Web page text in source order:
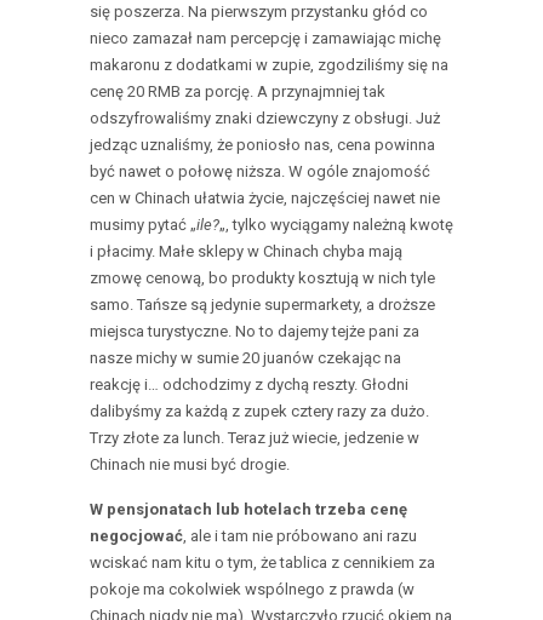
się poszerza. Na pierwszym przystanku głód co
nieco zamazał nam percepcję i zamawiając michę
makaronu z dodatkami w zupie, zgodziliśmy się na
cenę 20 RMB za porcję. A przynajmniej tak
odszyfrowaliśmy znaki dziewczyny z obsługi. Już
jedząc uznaliśmy, że poniosło nas, cena powinna
być nawet o połowę niższa. W ogóle znajomość
cen w Chinach ułatwia życie, najczęściej nawet nie
musimy pytać „ile?„, tylko wyciągamy należną kwotę
i płacimy. Małe sklepy w Chinach chyba mają
zmowę cenową, bo produkty kosztują w nich tyle
samo. Tańsze są jedynie supermarkety, a droższe
miejsca turystyczne. No to dajemy tejże pani za
nasze michy w sumie 20 juanów czekając na
reakcję i… odchodzimy z dychą reszty. Głodni
dalibyśmy za każdą z zupek cztery razy za dużo.
Trzy złote za lunch. Teraz już wiecie, jedzenie w
Chinach nie musi być drogie.
W pensjonatach lub hotelach trzeba cenę
negocjować, ale i tam nie próbowano ani razu
wciskać nam kitu o tym, że tablica z cennikiem za
pokoje ma cokolwiek wspólnego z prawda (w
Chinach nigdy nie ma). Wystarczyło rzucić okiem na